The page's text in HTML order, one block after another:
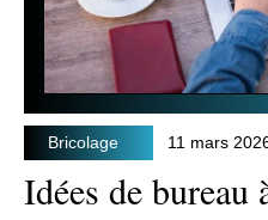
Bricolage 11 mars
Idées de bureau